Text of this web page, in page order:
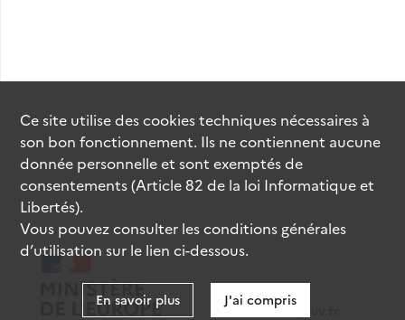
data.gouv.fr
Ce site utilise descookiestechniques nécessaires à
son bon fonctionnement. Ils ne contiennent aucune
donnée personnelle et sont exemptés de
consentements (Article 82 de la loi Informatique et
Libertés).
Vous pouvez consulter les conditions générales
d’utilisation sur le lien ci-dessous.
En savoir plus J'ai compris